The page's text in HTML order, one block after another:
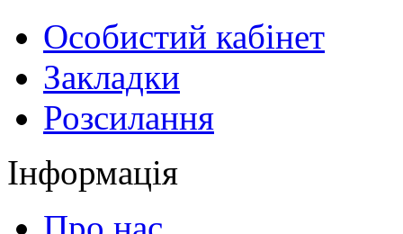
Особистий кабінет
Закладки
Розсилання
Інформація